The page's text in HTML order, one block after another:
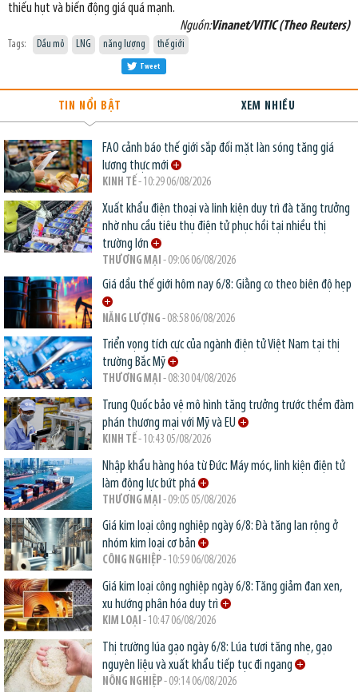
thiếu hụt và biến động giá quá mạnh.
Nguồn:Vinanet/VITIC (Theo Reuters)
Tags: Dầu mỏ LNG năng lượng thế giới
Tweet
TIN NỔI BẬT XEM NHIỀU
FAO cảnh báo thế giới sắp đối mặt làn sóng tăng giá
lương thực mới
KINH TẾ- 10:29 06/08/2026
Xuất khẩu điện thoại và linh kiện duy trì đà tăng trưởng
nhờ nhu cầu tiêu thụ điện tử phục hồi tại nhiều thị
trường lớn
THƯƠNG MẠI - 09:06 06/08/2026
Giá dầu thế giới hôm nay 6/8: Giằng co theo biên độ hẹp
NĂNG LƯỢNG - 08:58 06/08/2026
Triển vọng tích cực của ngành điện tử Việt Nam tại thị
trường Bắc Mỹ
THƯƠNG MẠI - 08:30 04/08/2026
Trung Quốc bảo vệ mô hình tăng trưởng trước thềm đàm
phán thương mại với Mỹ và EU
KINH TẾ- 10:43 05/08/2026
Nhập khẩu hàng hóa từ Đức: Máy móc, linh kiện điện tử
làm động lực bứt phá
THƯƠNG MẠI - 09:05 05/08/2026
Giá kim loại công nghiệp ngày 6/8: Đà tăng lan rộng ở
nhóm kim loại cơ bản
CÔNG NGHIỆP- 10:59 06/08/2026
Giá kim loại công nghiệp ngày 6/8: Tăng giảm đan xen,
xu hướng phân hóa duy trì
KIM LOẠI - 10:47 06/08/2026
Thị trường lúa gạo ngày 6/8: Lúa tươi tăng nhẹ, gạo
nguyên liệu và xuất khẩu tiếp tục đi ngang
NÔNG NGHIỆP- 09:14 06/08/2026